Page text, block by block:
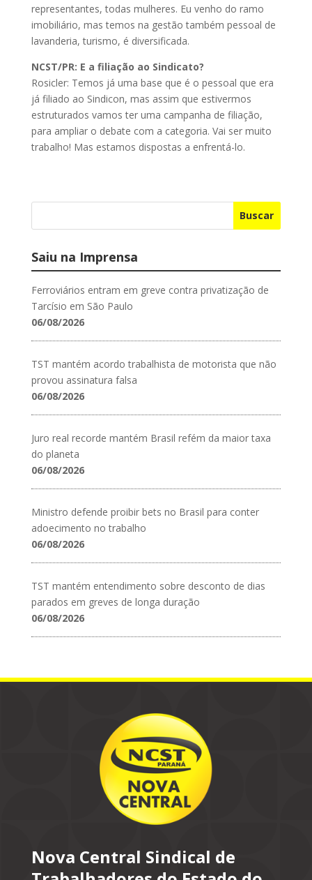
representantes, todas mulheres. Eu venho do ramo
imobiliário, mas temos na gestão também pessoal de
lavanderia, turismo, é diversificada.
NCST/PR: E a filiação ao Sindicato?
Rosicler: Temos já uma base que é o pessoal que era
já filiado ao Sindicon, mas assim que estivermos
estruturados vamos ter uma campanha de filiação,
para ampliar o debate com a categoria. Vai ser muito
trabalho! Mas estamos dispostas a enfrentá-lo.
Buscar
Saiu na Imprensa
Ferroviários entram em greve contra privatização de
Tarcísio em São Paulo
06/08/2026
TST mantém acordo trabalhista de motorista que não
provou assinatura falsa
06/08/2026
Juro real recorde mantém Brasil refém da maior taxa
do planeta
06/08/2026
Ministro defende proibir bets no Brasil para conter
adoecimento no trabalho
06/08/2026
TST mantém entendimento sobre desconto de dias
parados em greves de longa duração
06/08/2026
Nova Central Sindical de